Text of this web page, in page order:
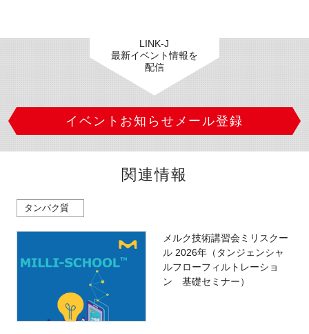
LINK-J
最新イベント情報を
配信
イベントお知らせメール登録
関連情報
タンパク質
メルク技術講習会ミリスクー
ル 2026年（タンジェンシャ
ルフローフィルトレーショ
ン 基礎セミナー）